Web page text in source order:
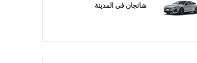
شانجان في المدينة